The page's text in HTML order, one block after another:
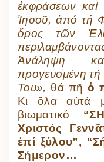
ἐκφράσεων
Ἰησοῦ, ἀπό τή
ὄρος τῶν
Ἀνάληψη
προγευομένη τή
Του», θά πῆ ὁ
Κι ὅλα αὐτά
βιωματικό
Χριστός
ἐπί ξύλου”,
Σήμερον…